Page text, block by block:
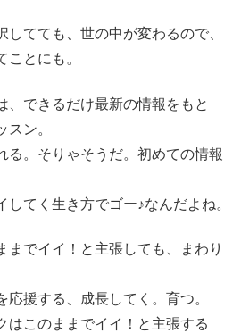
してても、世の中が変わるので、
ことにも。
、できるだけ最新の情報をもと
ン。
る。そりゃそうだ。初めての情報
してく生き方でゴー♪なんだよね。
までイイ！と主張しても、まわり
応援する、成長してく。育つ。
はこのままでイイ！と主張する